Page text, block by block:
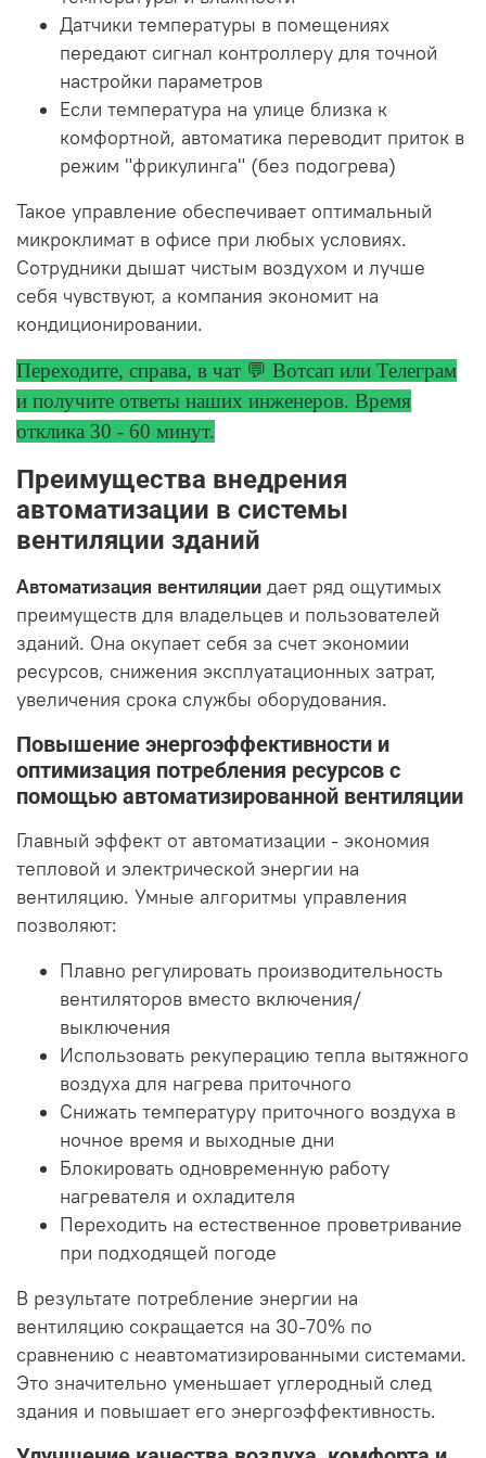
Датчики температуры в помещениях
передают сигнал контроллеру для точной
настройки параметров
Если температура на улице близка к
комфортной, автоматика переводит приток в
режим "фрикулинга" (без подогрева)
Такое управление обеспечивает оптимальный
микроклимат в офисе при любых условиях.
Сотрудники дышат чистым воздухом и лучше
себя чувствуют, а компания экономит на
кондиционировании.
Переходите, справа, в чат 💬 Вотсап или Телеграм
и получите ответы наших инженеров. Время
отклика 30 - 60 минут.
Преимущества внедрения
автоматизации в системы
вентиляции зданий
Автоматизация вентиляции дает ряд ощутимых
преимуществ для владельцев и пользователей
зданий. Она окупает себя за счет экономии
ресурсов, снижения эксплуатационных затрат,
увеличения срока службы оборудования.
Повышение энергоэффективности и
оптимизация потребления ресурсов с
помощью автоматизированной вентиляции
Главный эффект от автоматизации - экономия
тепловой и электрической энергии на
вентиляцию. Умные алгоритмы управления
позволяют:
Плавно регулировать производительность
вентиляторов вместо включения/
выключения
Использовать рекуперацию тепла вытяжного
воздуха для нагрева приточного
Снижать температуру приточного воздуха в
ночное время и выходные дни
Блокировать одновременную работу
нагревателя и охладителя
Переходить на естественное проветривание
при подходящей погоде
В результате потребление энергии на
вентиляцию сокращается на 30-70% по
сравнению с неавтоматизированными системами.
Это значительно уменьшает углеродный след
здания и повышает его энергоэффективность.